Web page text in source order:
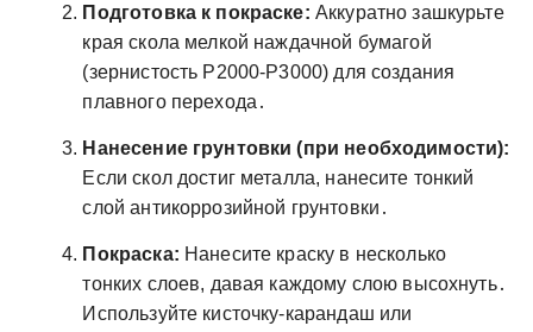
Подготовка к покраске: Аккуратно зашкурьте
края скола мелкой наждачной бумагой
(зернистость P2000-P3000) для создания
плавного перехода․
Нанесение грунтовки (при необходимости):
Если скол достиг металла, нанесите тонкий
слой антикоррозийной грунтовки․
Покраска: Нанесите краску в несколько
тонких слоев, давая каждому слою высохнуть․
Используйте кисточку-карандаш или